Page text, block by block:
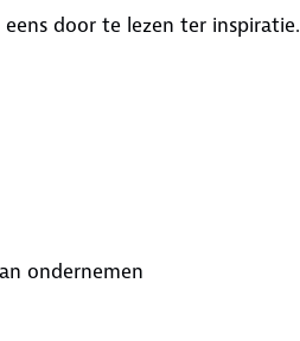
door te lezen ter inspiratie.
ondernemen